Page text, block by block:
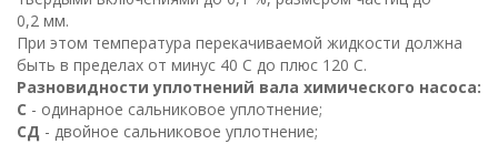
0,2 мм.
При этом температура перекачиваемой жидкости должна
быть в пределах от минус 40 С до плюс 120 С.
Разновидности уплотнений вала химического насоса:
С - одинарное сальниковое уплотнение;
СД - двойное сальниковое уплотнение;